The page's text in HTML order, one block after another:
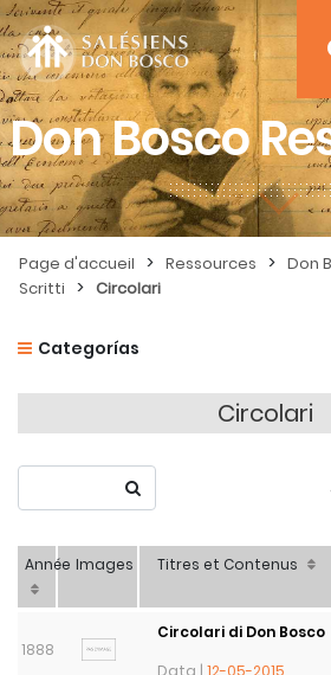
Don Bosco
Page d'accueil > Ressources > Don
Scritti > Circolari
Categorías
Circolari
Année Images Titres et Contenus
1888
Circolari di Don Bosco
Data | 12-05-2015